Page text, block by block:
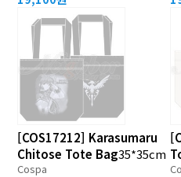
[COS17212] Karasumaru
Chitose Tote Bag35*35cm
Cospa